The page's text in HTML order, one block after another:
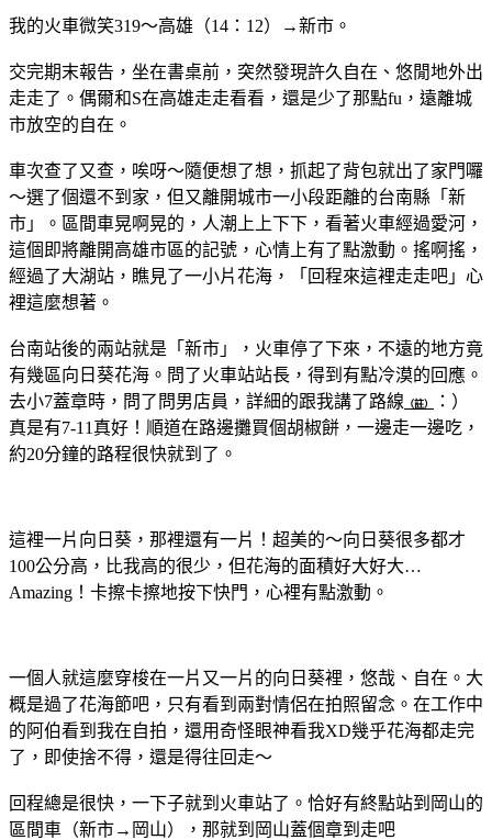
我的火車微笑319～高雄（14：12）→新市。
交完期末報告，坐在書桌前，突然發現許久自在、悠閒地外出
走走了。偶爾和S在高雄走走看看，還是少了那點fu，遠離城
市放空的自在。
車次查了又查，唉呀～隨便想了想，抓起了背包就出了家門囉
～選了個還不到家，但又離開城市一小段距離的台南縣「新
市」。區間車晃啊晃的，人潮上上下下，看著火車經過愛河，
這個即將離開高雄市區的記號，心情上有了點激動。搖啊搖，
經過了大湖站，瞧見了一小片花海，「回程來這裡走走吧」心
裡這麼想著。
台南站後的兩站就是「新市」，火車停了下來，不遠的地方竟
有幾區向日葵花海。問了火車站站長，得到有點冷漠的回應。
去小7蓋章時，問了問男店員，詳細的跟我講了路線 （註）
：）
真是有7-11真好！順道在路邊攤買個胡椒餅，一邊走一邊吃，
約20分鐘的路程很快就到了。
這裡一片向日葵，那裡還有一片！超美的～向日葵很多都才
100公分高，比我高的很少，但花海的面積好大好大…
Amazing！卡擦卡擦地按下快門，心裡有點激動。
一個人就這麼穿梭在一片又一片的向日葵裡，悠哉、自在。大
概是過了花海節吧，只有看到兩對情侶在拍照留念。在工作中
的阿伯看到我在自拍，還用奇怪眼神看我XD幾乎花海都走完
了，即使捨不得，還是得往回走～
回程總是很快，一下子就到火車站了。恰好有終點站到岡山的
區間車（新市→岡山），那就到岡山蓋個章到走吧